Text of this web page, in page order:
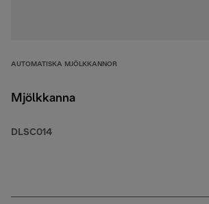
AUTOMATISKA MJÖLKKANNOR
Mjölkkanna
DLSC014